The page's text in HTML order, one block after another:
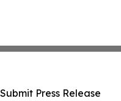
Submit Press Release